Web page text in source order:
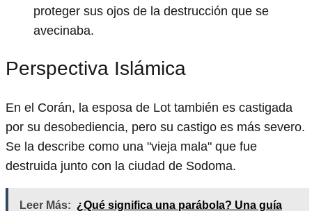
proteger sus ojos de la destrucción que se
avecinaba.
Perspectiva Islámica
En el Corán, la esposa de Lot también es castigada
por su desobediencia, pero su castigo es más severo.
Se la describe como una "vieja mala" que fue
destruida junto con la ciudad de Sodoma.
Leer Más: ¿Qué significa una parábola? Una guía